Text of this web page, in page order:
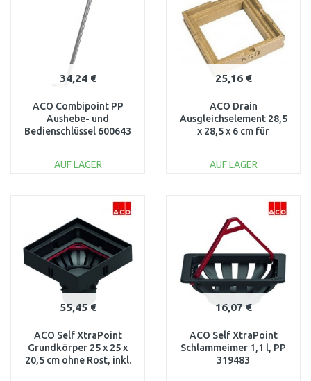
34,24 €
ACO Combipoint PP
Aushebe- und
Bedienschlüssel 600643
AUF LAGER
Vergleichen
25,16 €
ACO Drain
Ausgleichselement 28,5
x 28,5 x 6 cm für
AUF LAGER
Vergleichen
55,45 €
ACO Self XtraPoint
Grundkörper 25 x 25 x
20,5 cm ohne Rost, inkl.
16,07 €
ACO Self XtraPoint
Schlammeimer 1,1 l, PP
319483